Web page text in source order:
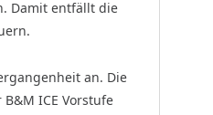
Damit entfällt die
an. Die
ICE Vorstufe